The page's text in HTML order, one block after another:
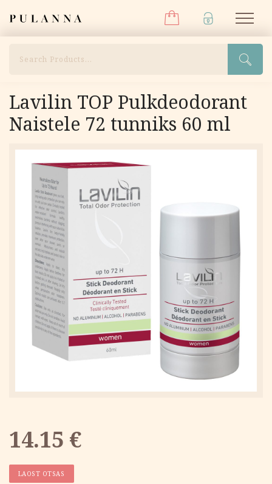
sisu
Menüü
Lavilin TOP Pulkdeodorant
Naistele 72 tunniks 60 ml
14.15 €
LAOST OTSAS